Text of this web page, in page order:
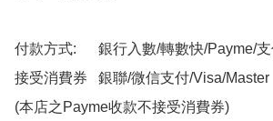
付款方式:      銀行入數/轉數快/Payme/
接受消費券   銀聯/微信支付/Visa/Master
(本店之Payme收款不接受消費券)